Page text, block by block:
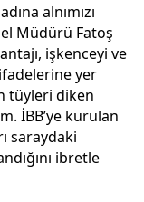
alnımızı
Müdürü Fatoş
işkenceyi ve
yer
tüyleri diken
İBB’ye kurulan
saraydaki
ibretle